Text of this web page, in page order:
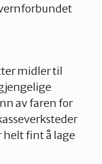
midler til
av faren for
helt fint å lage